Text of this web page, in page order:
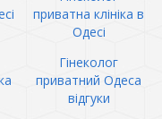
приватна клініка в
Одесі
Гінеколог
приватний Одеса
відгуки